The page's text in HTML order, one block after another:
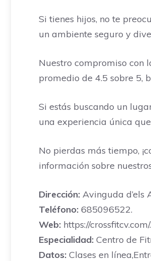
Si tienes hijos, no te
un ambiente seguro y
Nuestro compromiso con
promedio de 4.5 sobre 5,
Si estás buscando un
una experiencia única
No pierdas más tiempo,
información sobre
Dirección: Avinguda d’els
Teléfono: 685096522.
Web: https://crossfitcv.com/.
Especialidad: Centro de
Datos: Clases en